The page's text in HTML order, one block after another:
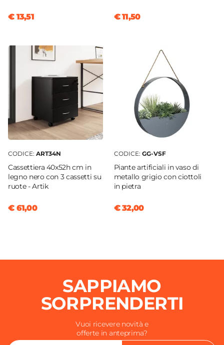
€ 13,51 € 11,50
CODICE: ART34N
Cassettiera 40x52h cm in
legno nero con 3 cassetti su
ruote - Artik
€ 61,00
CODICE: GG-VSF
Piante artificiali in vaso di
metallo grigio con ciottoli
in pietra
€ 32,00
SAPPIAMO
SORPRENDERTI
Vuoi ricevere novità e
offerte in anteprima?